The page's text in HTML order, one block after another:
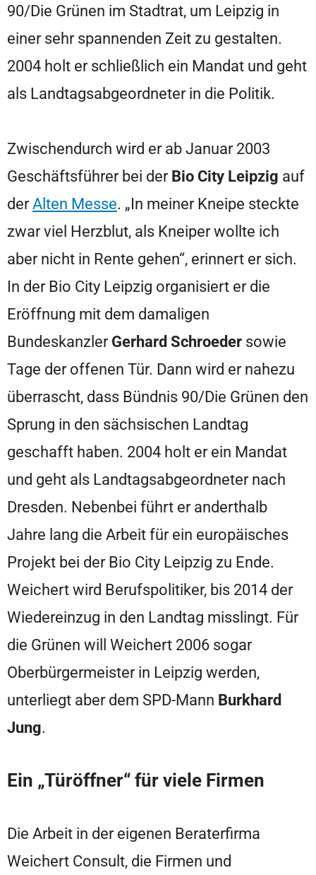
90/Die Grünen im Stadtrat, um Leipzig in
einer sehr spannenden Zeit zu gestalten.
2004 holt er schließlich ein Mandat und geht
als Landtagsabgeordneter in die Politik.
Zwischendurch wird er ab Januar 2003
Geschäftsführer bei derBio City Leipzig auf
derAlten Messe. „In meiner Kneipe steckte
zwar viel Herzblut, als Kneiper wollte ich
aber nicht in Rente gehen“, erinnert er sich.
In der Bio City Leipzig organisiert er die
Eröffnung mit dem damaligen
BundeskanzlerGerhard Schroeder sowie
Tage der offenen Tür. Dann wird er nahezu
überrascht, dass Bündnis 90/Die Grünen den
Sprung in den sächsischen Landtag
geschafft haben. 2004 holt er ein Mandat
und geht als Landtagsabgeordneter nach
Dresden. Nebenbei führt er anderthalb
Jahre lang die Arbeit für ein europäisches
Projekt bei der Bio City Leipzig zu Ende.
Weichert wird Berufspolitiker, bis 2014 der
Wiedereinzug in den Landtag misslingt. Für
die Grünen will Weichert 2006 sogar
Oberbürgermeister in Leipzig werden,
unterliegt aber dem SPD-Mann Burkhard
Jung.
Ein „Türöffner“ für viele Firmen
Die Arbeit in der eigenen Beraterfirma
Weichert Consult, die Firmen und